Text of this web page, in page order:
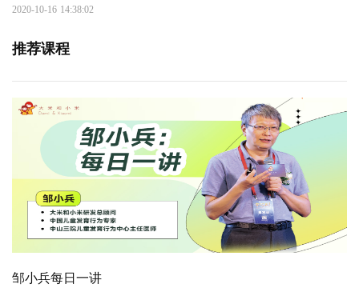
2020-10-16 14:38:02
推荐课程
邹小兵每日一讲